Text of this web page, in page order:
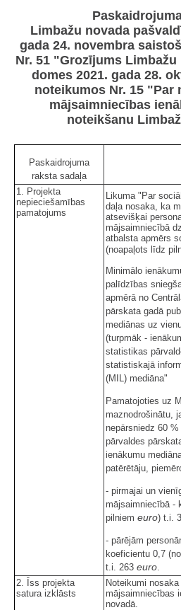
Limbažu novada
gada 24. novembra
Nr. 51 "Grozījums
domes 2021. gada 28.
noteikumos Nr. 15 "Par
mājsaimniecības
noteikšanu
Paskaidrojuma
raksta sadaļa
1. Projekta
nepieciešamības
pamatojums
Likuma "Par
daļa nosaka, ka
atsevišķai
mājsaimniecībā
atbalsta apmērs
(noapaļots līdz
Minimālo
palīdzības
apmērā no
pārskata gadā
mediānas uz
(turpmāk -
statistikas
statistiskajā
(MIL) mediāna"
Pamatojoties uz
maznodrošinātu,
nepārsniedz 60
pārvaldes
ienākumu
patērētāju,
- pirmajai un
mājsaimniecībā -
pilniem euro) t.i.
- pārējām
koeficientu 0,7
t.i. 263 euro.
2. Īss projekta
satura izklāsts
Noteikumi
mājsaimniecības
novadā.